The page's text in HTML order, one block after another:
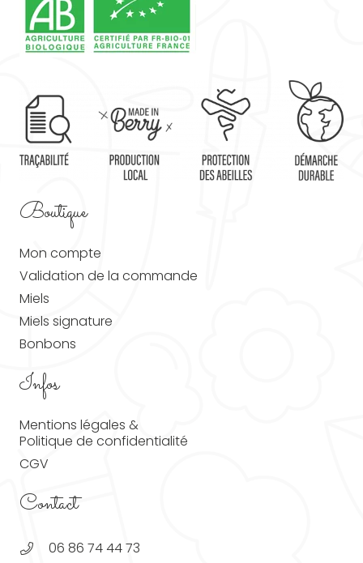
Boutique
Mon compte
Validation de la commande
Miels
Miels signature
Bonbons
Infos
Mentions légales &
Politique de confidentialité
CGV
Contact
06 86 74 44 73